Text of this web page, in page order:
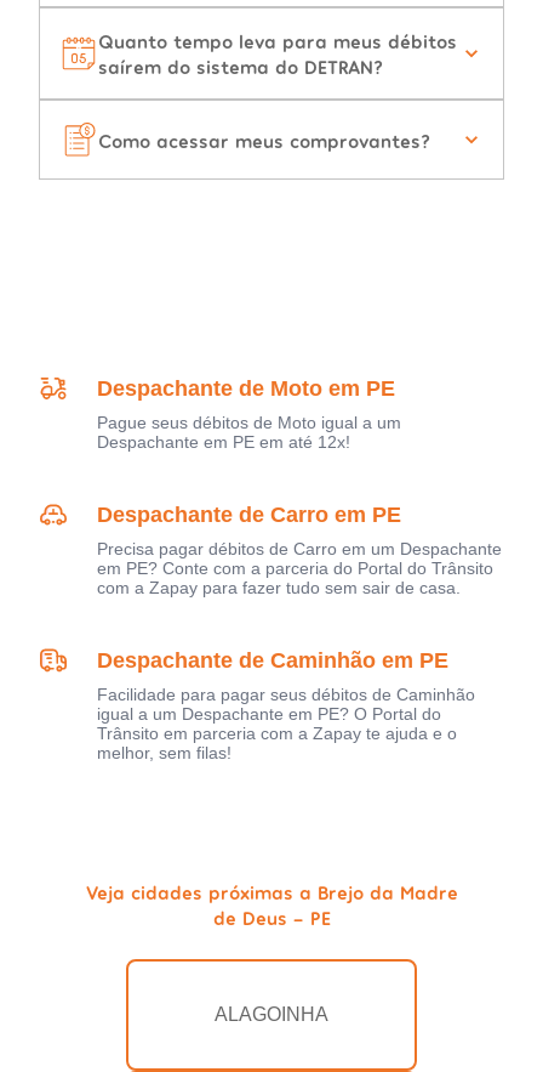
Quanto tempo leva para meus débitos
saírem do sistema do DETRAN?
Como acessar meus comprovantes?
Despachante de Moto em PE
Pague seus débitos de Moto igual a um
Despachante em PE em até 12x!
Despachante de Carro em PE
Precisa pagar débitos de Carro em um Despachante
em PE? Conte com a parceria do Portal do Trânsito
com a Zapay para fazer tudo sem sair de casa.
Despachante de Caminhão em PE
Facilidade para pagar seus débitos de Caminhão
igual a um Despachante em PE? O Portal do
Trânsito em parceria com a Zapay te ajuda e o
melhor, sem filas!
Veja cidades próximas a Brejo da Madre
de Deus - PE
ALAGOINHA